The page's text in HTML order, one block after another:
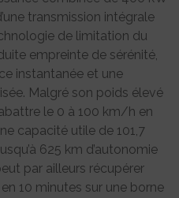
transmission intégrale
de limitation du
empreinte de sérénité,
instantanée et une
Malgré son poids élevé
le 0 à 100 km/h en
capacité utile de 101,7
625 km d’autonomie
par ailleurs récupérer
10 minutes sur une borne